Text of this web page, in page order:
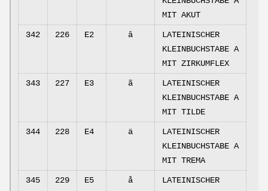
MIT AKUT
342 226 E2 â
LATEINISCHER
KLEINBUCHSTABE A
MIT ZIRKUMFLEX
343 227 E3 ã
LATEINISCHER
KLEINBUCHSTABE A
MIT TILDE
344 228 E4 ä
LATEINISCHER
KLEINBUCHSTABE A
MIT TREMA
345 229 E5 å
LATEINISCHER